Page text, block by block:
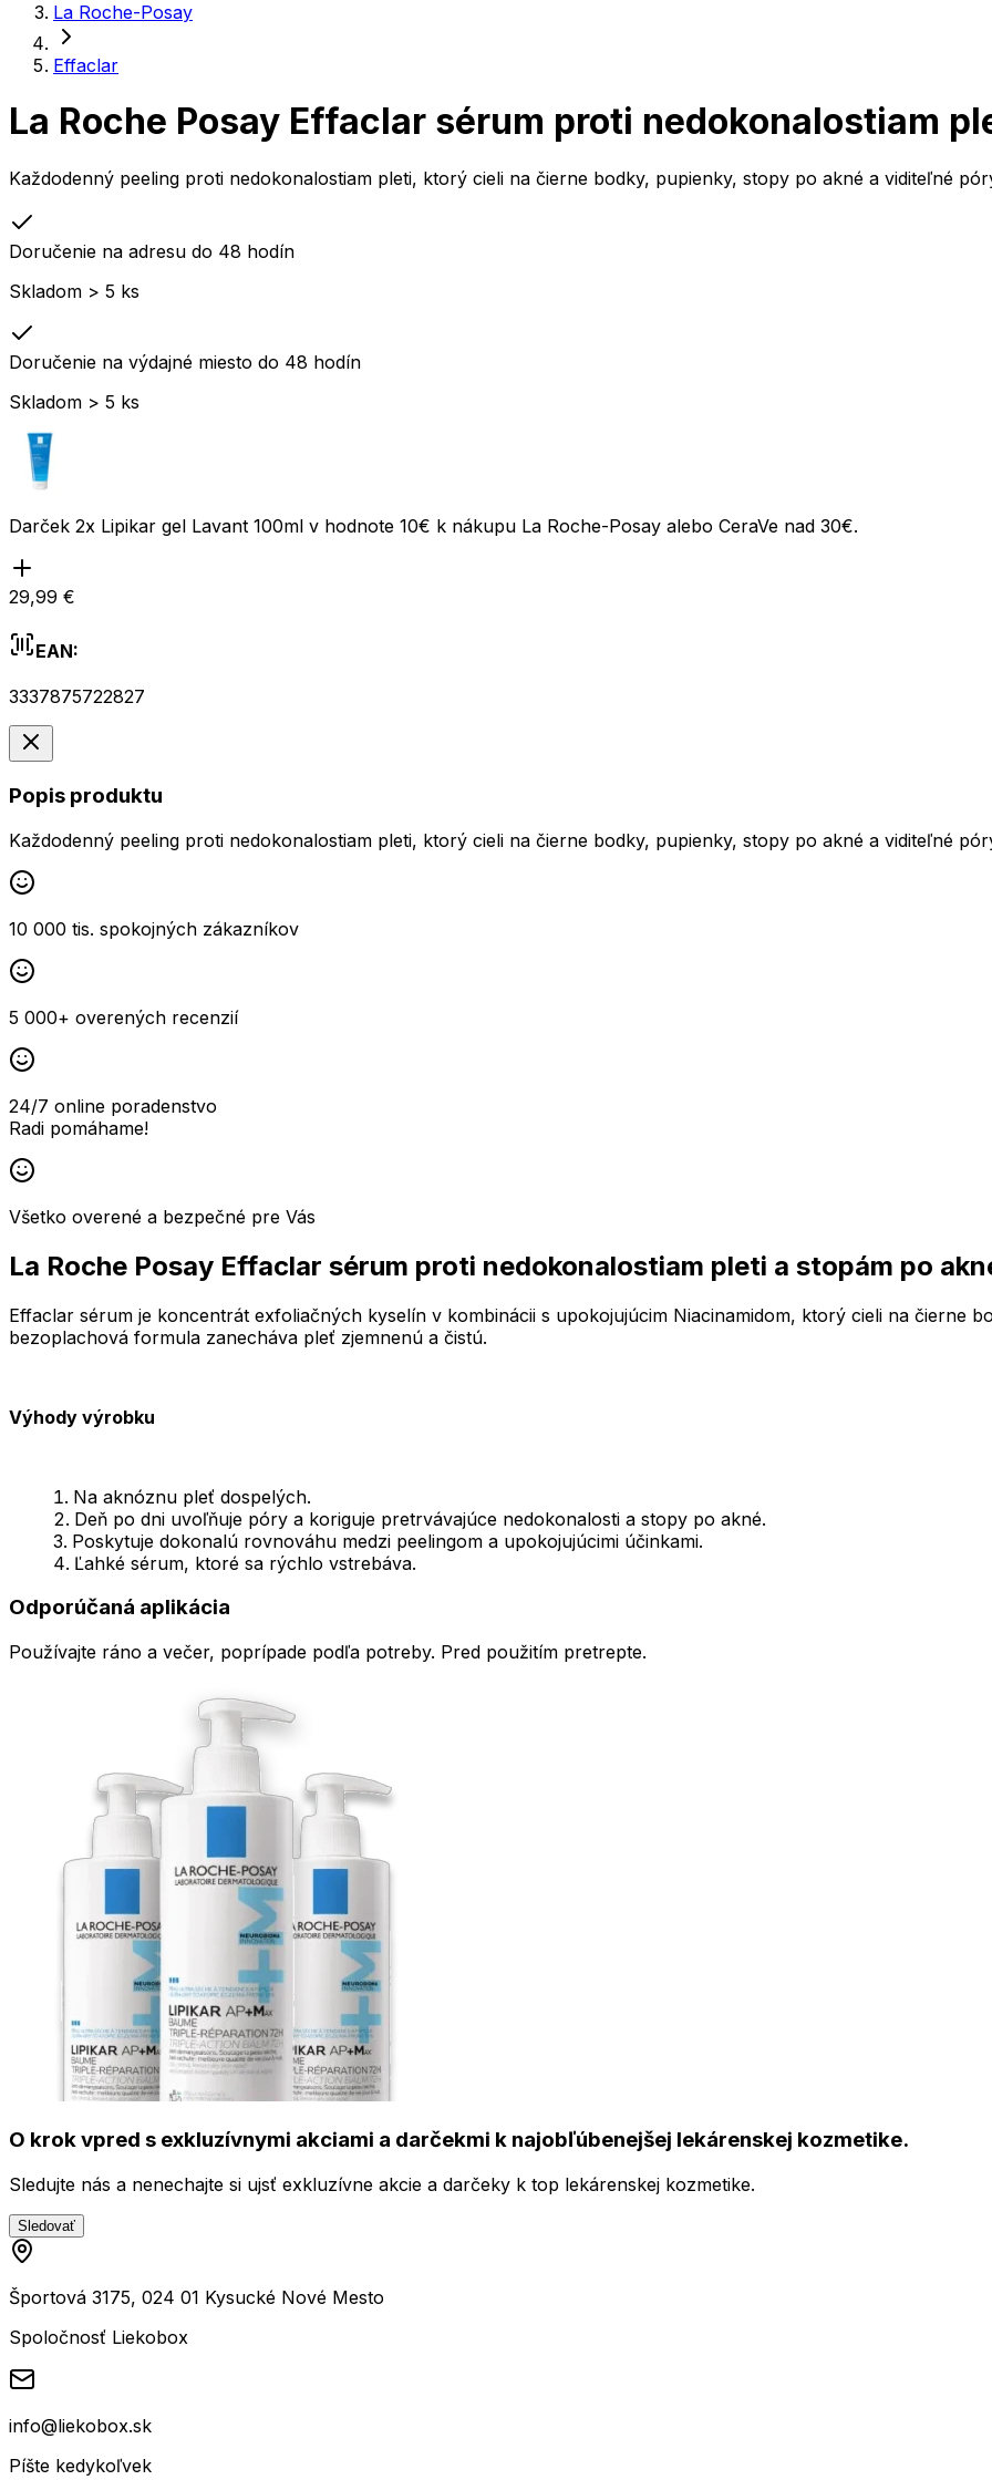
La Roche-Posay
Effaclar
La Roche Posay Effaclar sérum proti nedokonalostiam
Každodenný peeling proti nedokonalostiam pleti, ktorý cieli na čierne bodky, pupienky, stopy po akné a viditeľné
Doručenie na adresu do 48 hodín
Skladom > 5 ks
Doručenie na výdajné miesto do 48 hodín
Skladom > 5 ks
Darček 2x Lipikar gel Lavant 100ml v hodnote 10€ k nákupu La Roche-Posay alebo CeraVe nad 30€.
29,99 €
EAN:
3337875722827
Popis produktu
Každodenný peeling proti nedokonalostiam pleti, ktorý cieli na čierne bodky, pupienky, stopy po akné a viditeľné
10 000 tis. spokojných zákazníkov
5 000+ overených recenzií
24/7 online poradenstvo
Radi pomáhame!
Všetko overené a bezpečné pre Vás
La Roche Posay Effaclar sérum proti nedokonalostiam pleti a stopám po
Effaclar sérum je koncentrát exfoliačných kyselín v kombinácii s upokojujúcim Niacinamidom, ktorý cieli na čierne
bezoplachová formula zanecháva pleť zjemnenú a čistú.
Výhody výrobku
Na aknóznu pleť dospelých.
Deň po dni uvoľňuje póry a koriguje pretrvávajúce nedokonalosti a stopy po akné.
Poskytuje dokonalú rovnováhu medzi peelingom a upokojujúcimi účinkami.
Ľahké sérum, ktoré sa rýchlo vstrebáva.
Odporúčaná aplikácia
Používajte ráno a večer, poprípade podľa potreby. Pred použitím pretrepte.
O krok vpred s exkluzívnymi akciami a darčekmi k najobľúbenejšej lekárenskej kozmetike.
Sledujte nás a nenechajte si ujsť exkluzívne akcie a darčeky k top lekárenskej kozmetike.
Sledovať
Športová 3175, 024 01 Kysucké Nové Mesto
Spoločnosť Liekobox
info@liekobox.sk
Píšte kedykoľvek